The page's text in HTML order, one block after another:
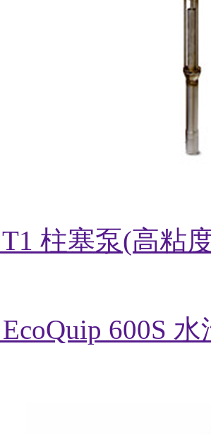
T1 柱塞泵(高粘
EcoQuip 600S